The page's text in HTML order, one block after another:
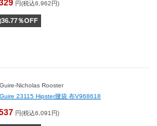
円(税込6,962円)
36.77％OFF
Nicholas Rooster
23115 Hipster腰袋 布V968618
円(税込6,091円)